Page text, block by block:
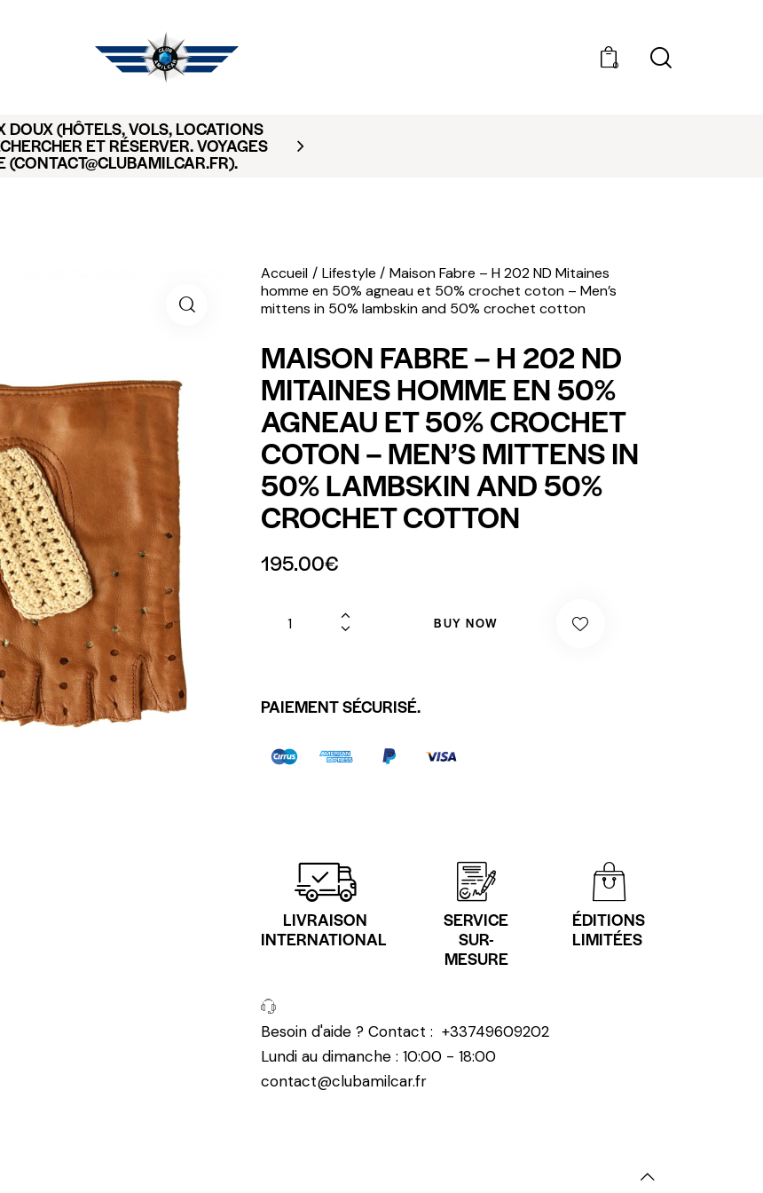
0
DOUX (HÔTELS, VOLS, LOCATIONS
ET RÉSERVER. VOYAGES
(CONTACT@CLUBAMILCAR.FR).
Accueil Lifestyle
Maison Fabre – H 202 ND Mitaines
homme en 50% agneau et 50% crochet coton – Men’s
mittens in 50% lambskin and 50% crochet cotton
MAISON FABRE – H 202 ND
MITAINES HOMME EN 50%
AGNEAU ET 50% CROCHET
COTON – MEN’S MITTENS IN
50% LAMBSKIN AND 50%
CROCHET COTTON
195.00€
BUY NOW
PAIEMENT SÉCURISÉ.
LIVRAISON
INTERNATIONAL
SERVICE
SUR-
MESURE
ÉDITIONS
LIMITÉES
Besoin d'aide ? Contact : +33749609202
Lundi au dimanche : 10:00 - 18:00
contact@clubamilcar.fr